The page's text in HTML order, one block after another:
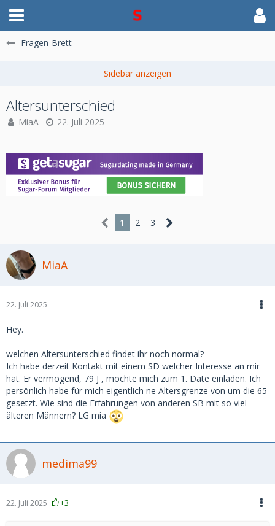
Fragen-Brett
Altersunterschied
MiaA 22. Juli 2025
1 2 3
MiaA
22. Juli 2025
Hey.
welchen Altersunterschied findet ihr noch normal?
Ich habe derzeit Kontakt mit einem SD welcher Interesse an mir
hat. Er vermögend, 79 J , möchte mich zum 1. Date einladen. Ich
persönlich habe für mich eigentlich ne Altersgrenze von um die 65
gesetzt. Wie sind die Erfahrungen von anderen SB mit so viel
älteren Männern? LG mia
medima99
22. Juli 2025 +3